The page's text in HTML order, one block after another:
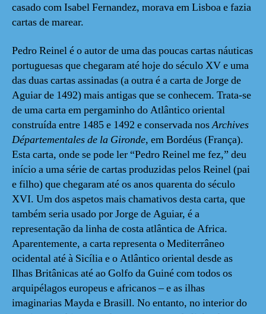
casado com Isabel Fernandez, morava em Lisboa e fazia
cartas de marear.
Pedro Reinel é o autor de uma das poucas cartas náuticas
portuguesas que chegaram até hoje do século XV e uma
das duas cartas assinadas (a outra é a carta de Jorge de
Aguiar de 1492) mais antigas que se conhecem. Trata-se
de uma carta em pergaminho do Atlântico oriental
construída entre 1485 e 1492 e conservada nosArchives
Départementales de la Gironde, em Bordéus (França).
Esta carta, onde se pode ler “Pedro Reinel me fez,” deu
início a uma série de cartas produzidas pelos Reinel (pai
e filho) que chegaram até os anos quarenta do século
XVI. Um dos aspetos mais chamativos desta carta, que
também seria usado por Jorge de Aguiar, é a
representação da linha de costa atlântica de Africa.
Aparentemente, a carta representa o Mediterrâneo
ocidental até à Sicília e o Atlântico oriental desde as
Ilhas Britânicas até ao Golfo da Guiné com todos os
arquipélagos europeus e africanos – e as ilhas
imaginarias Mayda e Brasill. No entanto, no interior do